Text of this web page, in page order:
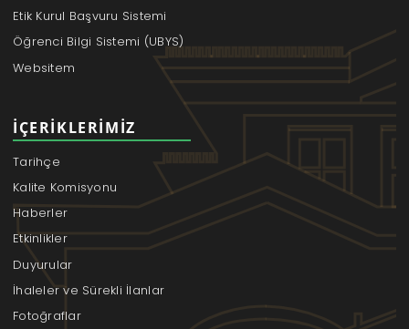
Etik Kurul Başvuru Sistemi
Öğrenci Bilgi Sistemi (UBYS)
Websitem
İÇERIKLERIMIZ
Tarihçe
Kalite Komisyonu
Haberler
Etkinlikler
Duyurular
İhaleler ve Sürekli İlanlar
Fotoğraflar